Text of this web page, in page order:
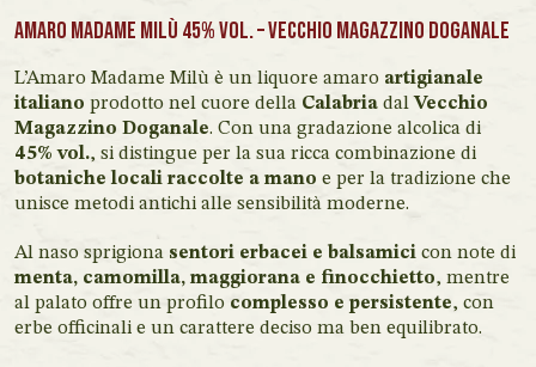
Amaro Madame Milù 45% vol. – Vecchio Magazzino Doganale
L’Amaro Madame Milù è un liquore amaro artigianale
italiano prodotto nel cuore della Calabria dal Vecchio
Magazzino Doganale. Con una gradazione alcolica di
45% vol., si distingue per la sua ricca combinazione di
botaniche locali raccolte a mano e per la tradizione che
unisce metodi antichi alle sensibilità moderne.
Al naso sprigiona sentori erbacei e balsamici con note di
menta, camomilla, maggiorana e finocchietto, mentre
al palato offre un profilo complesso e persistente, con
erbe officinali e un carattere deciso ma ben equilibrato.